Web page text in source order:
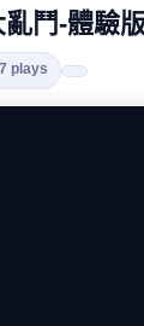
鬥-體驗
plays